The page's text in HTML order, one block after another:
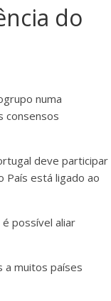
do
numa
consensos
deve participar
País está ligado ao
possível aliar
a muitos países